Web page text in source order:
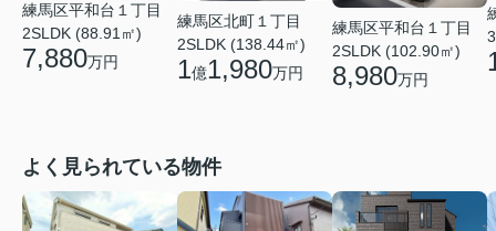
練馬区平和台１丁目
2SLDK (88.91㎡)
7,880万円
練馬区北町１丁目
2SLDK (138.44㎡)
1億1,980万円
練馬区平和台１丁目
2SLDK (102.90㎡)
8,980万円
よく見られている物件